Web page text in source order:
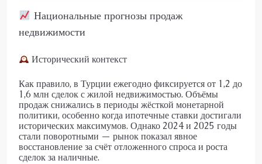
Национальные прогнозы продаж
недвижимости
Исторический контекст
Как правило, в Турции ежегодно фиксируется от 1,2 до
1,6 млн сделок с жилой недвижимостью. Объёмы
продаж снижались в периоды жёсткой монетарной
политики, особенно когда ипотечные ставки достигали
исторических максимумов. Однако 2024 и 2025 годы
стали поворотными — рынок показал явное
восстановление за счёт отложенного спроса и роста
сделок за наличные.